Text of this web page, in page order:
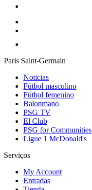
Paris Saint-Germain
Noticias
Fútbol masculino
Fútbol femenino
Balonmano
PSG TV
El Club
PSG for Communities
Ligue 1 McDonald's
Serviços
My Account
Entradas